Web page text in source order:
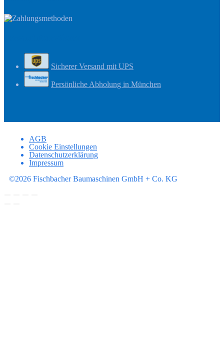
Sicherer Versand mit UPS
Persönliche Abholung in München
AGB
Cookie Einstellungen
Datenschutzerklärung
Impressum
©2026 Fischbacher Baumaschinen GmbH + Co. KG